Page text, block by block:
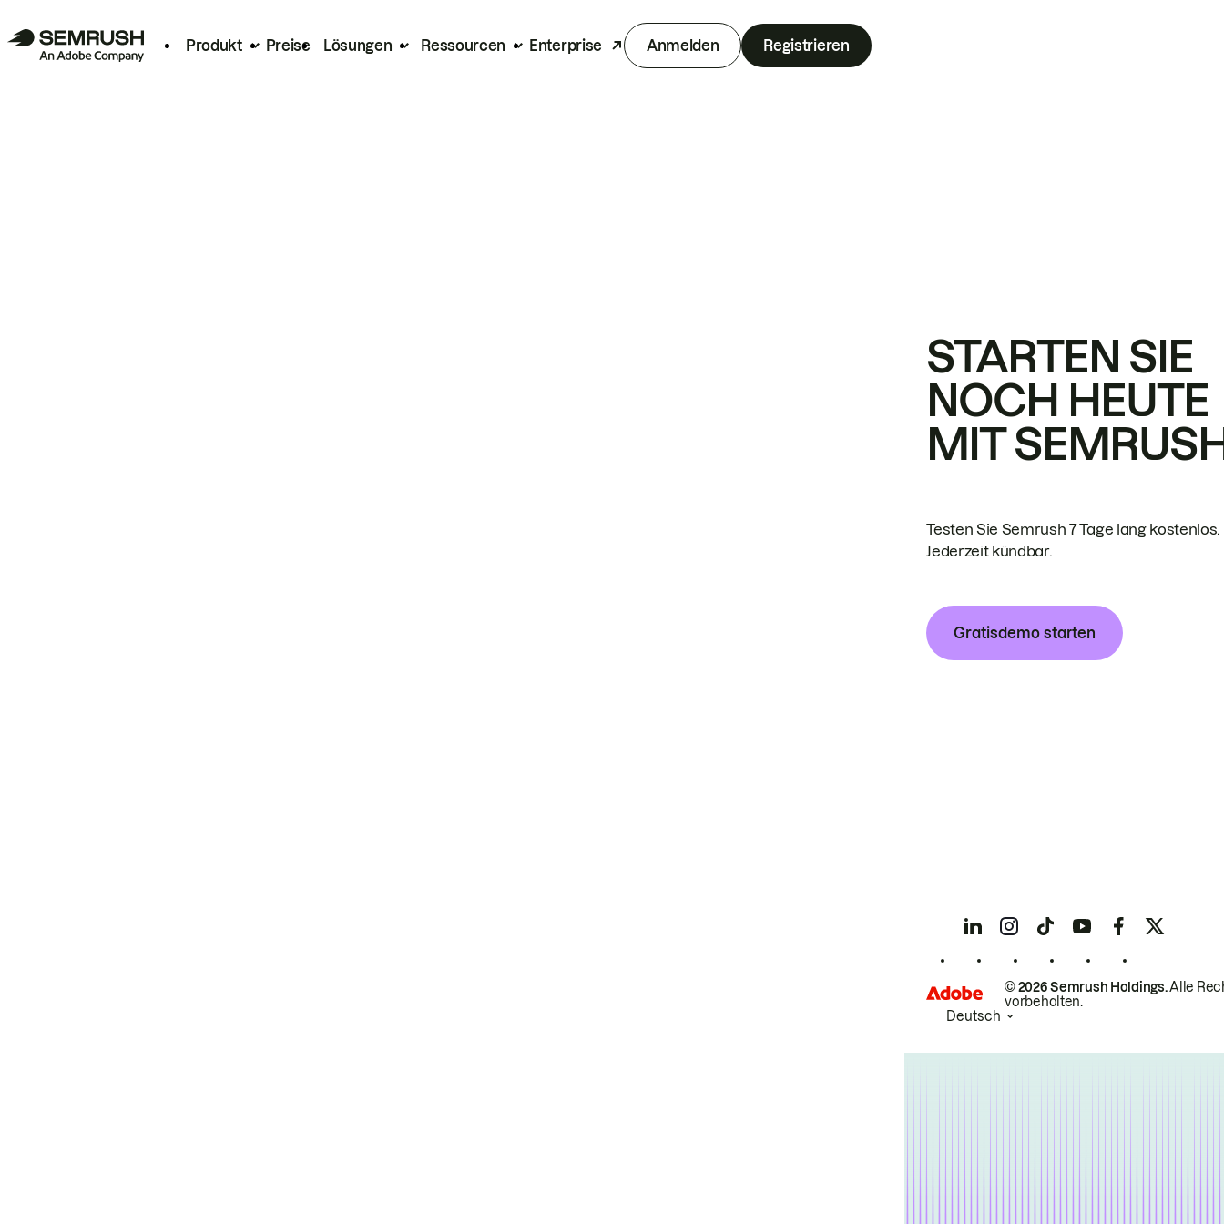
Produkt Preise Lösungen Ressourcen Enterprise Anmelden Registrieren
STARTEN SIE
NOCH HEUTE
MIT
Testen Sie Semrush 7 Tage lang kostenlos.
Jederzeit kündbar.
Gratisdemo starten
© 2026 Semrush Holdings.Alle
vorbehalten.
Deutsch